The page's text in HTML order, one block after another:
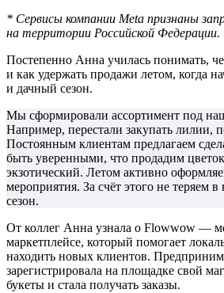
* Сервисы компании Meta признаны
на территории Российской Федерации.
Постепенно Анна училась понимать,
и как удержать продажи летом, когда
и дачный сезон.
Мы сформировали ассортимент под
Например, перестали закупать лилии,
Постоянным клиентам предлагаем
быть уверенными, что продадим
экзотический. Летом активно
мероприятия. За счёт этого не теряем
сезон.
От коллег Анна узнала о Flowwow —
маркетплейсе, который помогает
находить новых клиентов.
зарегистрировала на площадке свой
букеты и стала получать заказы.